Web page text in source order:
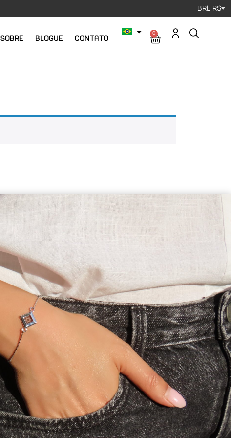
BRL R$
Sobre Blogue Contato
0